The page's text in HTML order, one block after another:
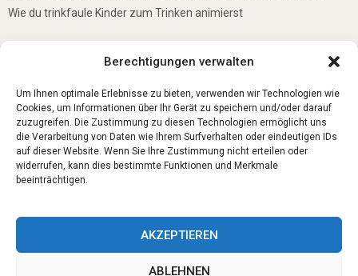
Berechtigungen verwalten
Um Ihnen optimale Erlebnisse zu bieten, verwenden wir Technologien wie
Cookies, um Informationen über Ihr Gerät zu speichern und/oder darauf
zuzugreifen. Die Zustimmung zu diesen Technologien ermöglicht uns
die Verarbeitung von Daten wie Ihrem Surfverhalten oder eindeutigen IDs
auf dieser Website. Wenn Sie Ihre Zustimmung nicht erteilen oder
widerrufen, kann dies bestimmte Funktionen und Merkmale
beeinträchtigen.
AKZEPTIEREN
ABLEHNEN
Wie du trinkfaule Kinder zum Trinken animierst
5 Gründe, warum jedes Baby einen Mini-Schwimmring haben sollte
Ist Lockpicking in Deutschland verboten?